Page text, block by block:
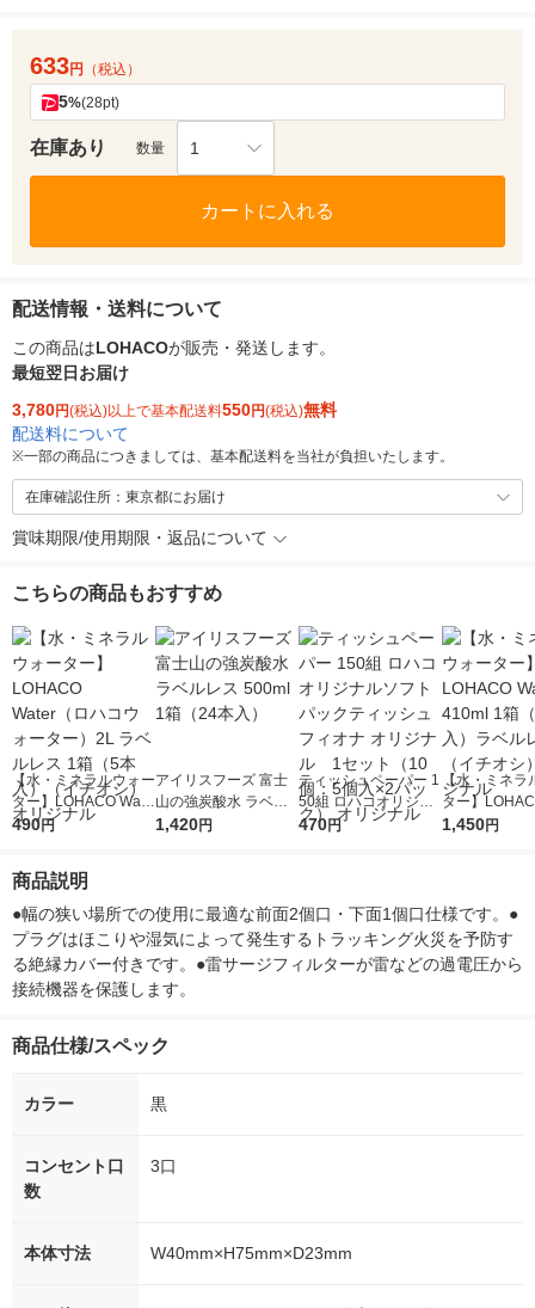
633円 （税込）
5%(28pt)
在庫あり 数量 1
カートに入れる
配送情報・送料について
この商品はLOHACOが販売・発送します。
最短翌日お届け
3,780円(税込)以上で基本配送料550円(税込)無料
配送料について
※一部の商品につきましては、基本配送料を当社が負担いたします。
在庫確認住所：東京都にお届け
賞味期限/使用期限・返品について
こちらの商品もおすすめ
【水・ミネラルウォー
ター】LOHACO Wate
r（ロハコウォータ
シ） オリジナル
490円
アイリスフーズ 富士
山の強炭酸水 ラベル
レス 500ml 1箱（24
1,420円
ティッシュペーパー 1
50組 ロハコオリジナ
ルソフトパックティッ
オリジナル
470円
【水・ミネラ
ター】
r 410ml 1箱（
1,450円
商品説明
●幅の狭い場所での使用に最適な前面2個口・下面1個口仕様です。●
プラグはほこりや湿気によって発生するトラッキング火災を予防す
る絶縁カバー付きです。●雷サージフィルターが雷などの過電圧から
接続機器を保護します。
商品仕様/スペック
カラー 黒
コンセント口
数
3口
本体寸法 W40mm×H75mm×D23mm